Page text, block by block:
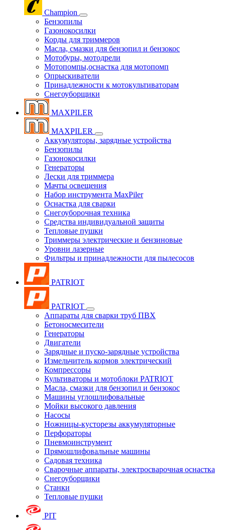
Champion
Бензопилы
Газонокосилки
Корды для триммеров
Масла, смазки для бензопил и бензокос
Мотобуры, мотодрели
Мотопомпы,оснастка для мотопомп
Опрыскиватели
Принадлежности к мотокультиваторам
Снегоуборщики
MAXPILER
MAXPILER
Аккумуляторы, зарядные устройства
Бензопилы
Газонокосилки
Генераторы
Лески для триммера
Мачты освещения
Набор инструмента MaxPiler
Оснастка для сварки
Снегоуборочная техника
Средства индивидуальной защиты
Тепловые пушки
Триммеры электрические и бензиновые
Уровни лазерные
Фильтры и принадлежности для пылесосов
PATRIOT
PATRIOT
Аппараты для сварки труб ПВХ
Бетоносмесители
Генераторы
Двигатели
Зарядные и пуско-зарядные устройства
Измельчитель кормов электрический
Компрессоры
Культиваторы и мотоблоки PATRIOT
Масла, смазки для бензопил и бензокос
Машины углошлифовальные
Мойки высокого давления
Насосы
Ножницы-кусторезы аккумуляторные
Перфораторы
Пневмоинструмент
Прямошлифовальные машины
Садовая техника
Сварочные аппараты, электросварочная оснастка
Снегоуборщики
Станки
Тепловые пушки
PIT